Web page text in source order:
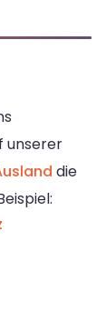
unserer
die